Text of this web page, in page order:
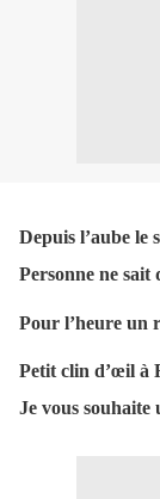
Depuis l’aube le
Personne ne sait
Pour l’heure un
Petit clin d’œil à
Je vous souhaite